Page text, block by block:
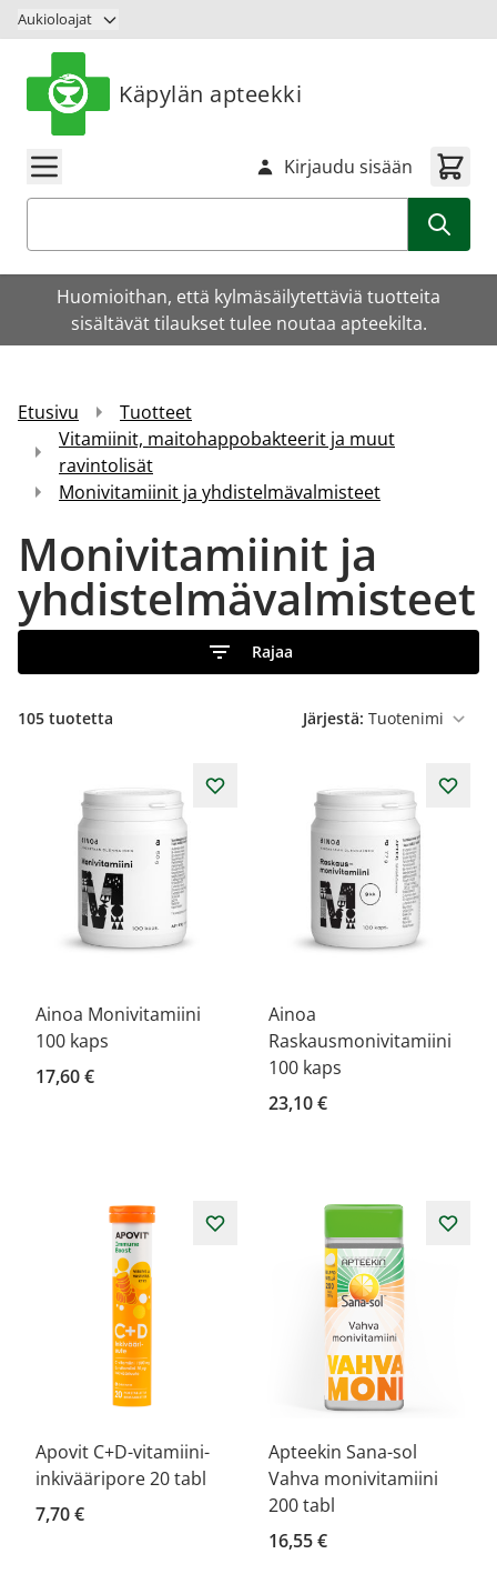
Siirry sisältöön
Aukioloajat
Käpylän apteekki
Kirjaudu sisään
Huomioithan, että kylmäsäilytettäviä tuotteita
sisältävät tilaukset tulee noutaa apteekilta.
Etusivu
Tuotteet
Vitamiinit, maitohappobakteerit ja muut
ravintolisät
Monivitamiinit ja yhdistelmävalmisteet
Monivitamiinit ja
yhdistelmävalmisteet
Rajaa
105 tuotetta Järjestä:
Ainoa Monivitamiini
100 kaps
17,60 €
Ainoa
Raskausmonivitamiini
100 kaps
23,10 €
Apovit C+D-vitamiini-
inkivääripore 20 tabl
7,70 €
Apteekin Sana-sol
Vahva monivitamiini
200 tabl
16,55 €